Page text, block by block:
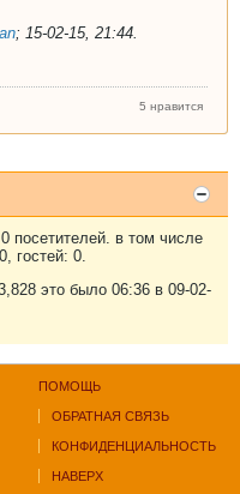
; 15-02-15, 21:44.
5 нравится
посетителей. в том числе
гостей: 0.
это было 06:36 в 09-02-
ПОМОЩЬ
ОБРАТНАЯ СВЯЗЬ
КОНФИДЕНЦИАЛЬНОСТЬ
НАВЕРХ